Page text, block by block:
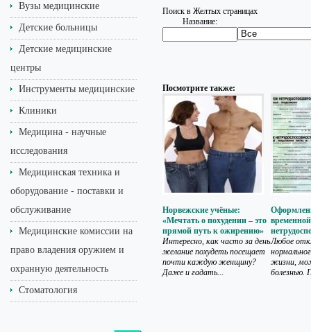
Вузы медицинские
Детские больницы
Детские медицинские
центры
Инструменты медицинские
Клиники
Медицина - научные
исследования
Медицинская техника и
оборудование - поставки и
обслуживание
Медицинские комиссии на
право владения оружием и
охранную деятельность
Стоматология
Поиск в Желтых страницах
Название:
Посмотрите также:
Норвежские учёные:
«Мечтать о похудении – это
прямой путь к ожирению»
Интересно, как часто за день
желание похудеть посещает
почти каждую женщину?
Даже и гадать...
временной
Любое
жизни,
болезнью.